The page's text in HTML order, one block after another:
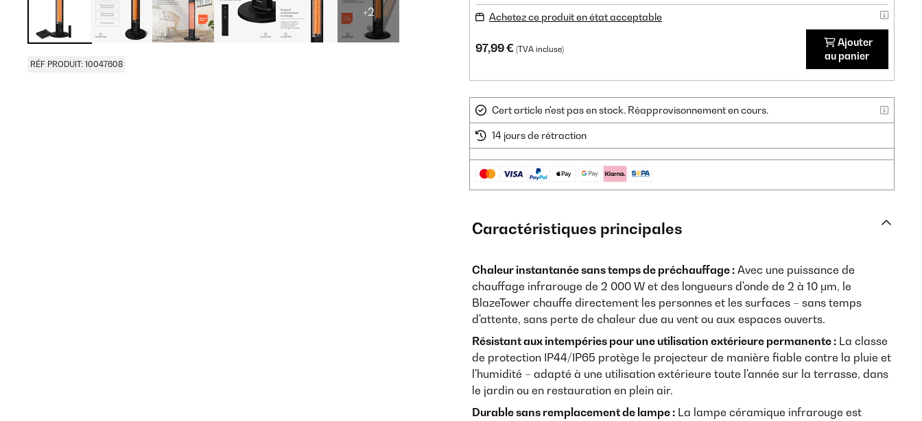
+2
RÉF PRODUIT: 10047608
Achetez ce produit en état acceptable
97,99 € (TVA incluse)
Ajouter
au panier
Cert article n'est pas en stock. Réapprovisonnement en cours.
14 jours de rétraction
Caractéristiques principales
Chaleur instantanée sans temps de préchauffage : Avec une puissance de
chauffage infrarouge de 2 000 W et des longueurs d'onde de 2 à 10 μm, le
BlazeTower chauffe directement les personnes et les surfaces – sans temps
d'attente, sans perte de chaleur due au vent ou aux espaces ouverts.
Résistant aux intempéries pour une utilisation extérieure permanente : La classe
de protection IP44/IP65 protège le projecteur de manière fiable contre la pluie et
l'humidité – adapté à une utilisation extérieure toute l'année sur la terrasse, dans
le jardin ou en restauration en plein air.
Durable sans remplacement de lampe : La lampe céramique infrarouge est